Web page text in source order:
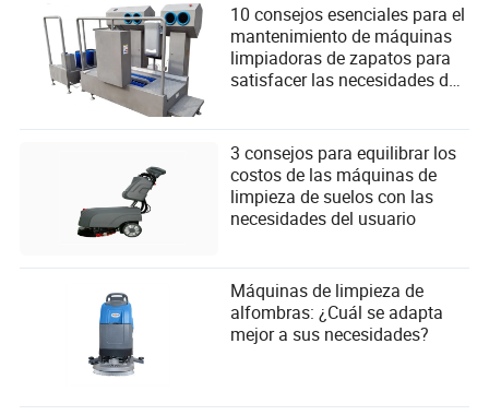
10 consejos esenciales para el
mantenimiento de máquinas
limpiadoras de zapatos para
satisfacer las necesidades del
3 consejos para equilibrar los
costos de las máquinas de
limpieza de suelos con las
necesidades del usuario
Máquinas de limpieza de
alfombras: ¿Cuál se adapta
mejor a sus necesidades?